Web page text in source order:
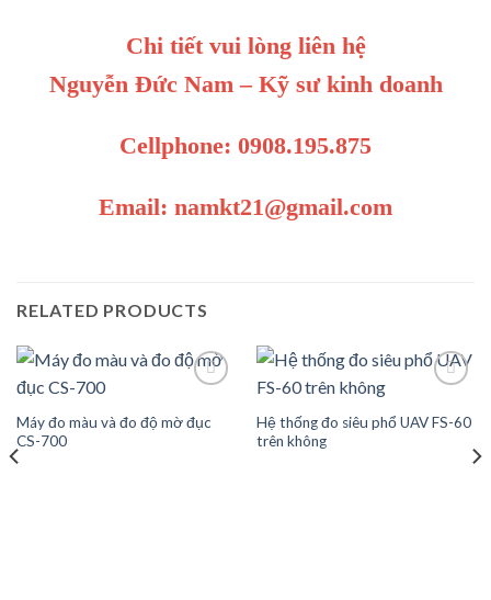
Chi tiết vui lòng liên hệ
Nguyễn Đức Nam – Kỹ sư kinh doanh
Cellphone: 0908.195.875
Email: namkt21@gmail.com
RELATED PRODUCTS
Máy đo màu và đo độ mờ đục
CS-700
Hệ thống đo siêu phổ UAV FS-60
trên không